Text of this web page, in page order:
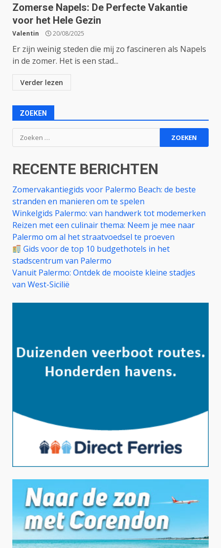
Zomerse Napels: De Perfecte Vakantie
voor het Hele Gezin
Valentin 20/08/2025
Er zijn weinig steden die mij zo fascineren als Napels
in de zomer. Het is een stad...
Verder lezen
ZOEKEN
Zoeken
naar:
RECENTE BERICHTEN
Zomervakantiegids voor Palermo Beach: de beste
stranden en manieren om te spelen
Winkelgids Palermo: van handwerk tot modemerken
Reizen met een culinair thema: Neem je mee naar
Palermo om al het straatvoedsel te proeven
Gids voor de top 10 budgethotels in het
stadscentrum van Palermo
Vanuit Palermo: Ontdek de mooiste kleine stadjes
van West-Sicilië